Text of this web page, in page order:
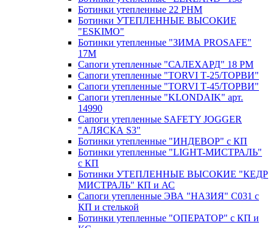
Ботинки утепленные 22 РНМ
Ботинки УТЕПЛЕННЫЕ ВЫСОКИЕ
"ESKIMO"
Ботинки утепленные "ЗИМА PROSAFE"
17М
Сапоги утепленные "САЛЕХАРД" 18 РМ
Сапоги утепленные "TORVI Т-25/ТОРВИ"
Сапоги утепленные "TORVI Т-45/ТОРВИ"
Сапоги утепленные "KLONDAIK" арт.
14990
Сапоги утепленные SAFETY JOGGER
"АЛЯСКА S3"
Ботинки утепленные "ИНДЕВОР" c КП
Ботинки утепленные "LIGHT-МИСТРАЛЬ"
с КП
Ботинки УТЕПЛЕННЫЕ ВЫСОКИЕ "КЕДР
МИСТРАЛЬ" КП и АС
Сапоги утепленные ЭВА "НАЗИЯ" С031 с
КП и стелькой
Ботинки утепленные "ОПЕРАТОР" с КП и